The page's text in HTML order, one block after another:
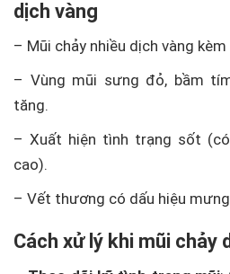
dịch vàng
– Mũi chảy nhiều dịch vàng
– Vùng mũi sưng đỏ, bầm
tăng.
– Xuất hiện tình trạng sốt
cao).
– Vết thương có dấu hiệu
Cách xử lý khi mũi chảy